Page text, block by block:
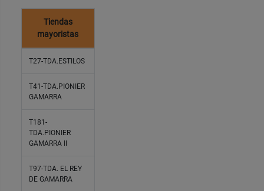
Tiendas
mayoristas
T27-TDA.ESTILOS
T41-TDA.PIONIER
GAMARRA
T181-
TDA.PIONIER
GAMARRA II
T97-TDA. EL REY
DE GAMARRA